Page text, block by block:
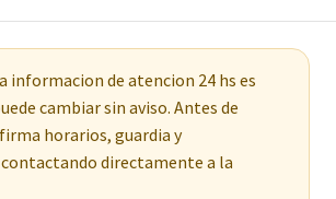
informacion de atencion 24 hs es
cambiar sin aviso. Antes de
horarios, guardia y
directamente a la